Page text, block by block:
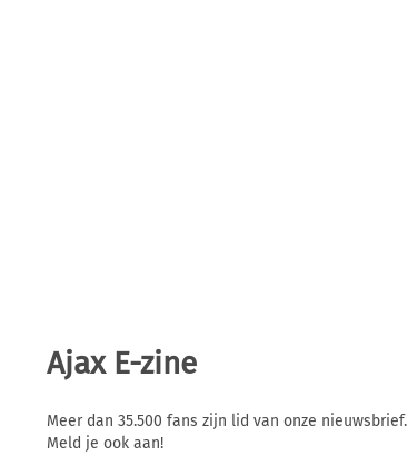
Ajax E-zine
Meer dan 35.500 fans zijn lid van onze nieuwsbrief.
Meld je ook aan!